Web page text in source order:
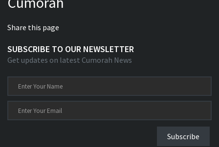
Share this page
SUBSCRIBE TO OUR NEWSLETTER
Get updates on latest Cumorah News
Subscribe